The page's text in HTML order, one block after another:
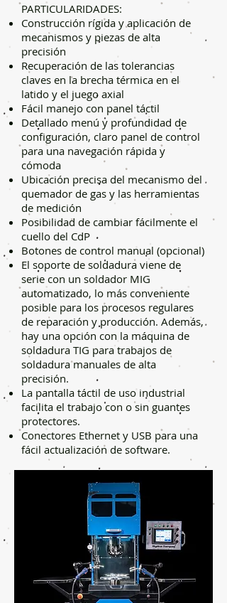
​PARTICULARIDADES:
Construcción rígida y aplicación de
mecanismos y piezas de alta
precisión
Recuperación de las tolerancias
claves en la brecha térmica en el
latido y el juego axial
Fácil manejo con panel táctil
Detallado menú y profundidad de
configuración, claro panel de control
para una navegación rápida y
cómoda
Ubicación precisa del mecanismo del
quemador de gas y las herramientas
de medición
Posibilidad de cambiar fácilmente el
cuello del CdP
Botones de control manual (opcional)
El soporte de soldadura viene de
serie con un soldador MIG
automatizado, lo más conveniente
posible para los procesos regulares
de reparación y producción. Además,
hay una opción con la máquina de
soldadura TIG para trabajos de
soldadura manuales de alta
precisión.
La pantalla táctil de uso industrial
facilita el trabajo con o sin guantes
protectores.
Conectores Ethernet y USB para una
fácil actualización de software.